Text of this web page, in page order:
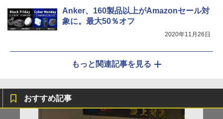
Anker、160製品以上がAmazonセール対
象に。最大50％オフ
2020年11月26日
もっと関連記事を見る
おすすめ記事